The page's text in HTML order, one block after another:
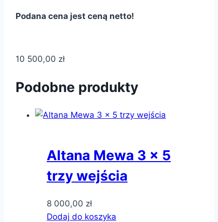
Podana cena jest ceną netto!
10 500,00 zł
Podobne produkty
Altana Mewa 3 x 5
trzy wejścia
8 000,00 zł
Dodaj do koszyka